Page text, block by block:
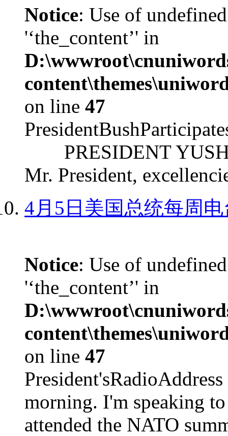
Notice: Use of
'‘the_content’' in
on line 47
PRESIDENT
Mr. President,
4月5日美国总统每周
Notice: Use of
'‘the_content’' in
on line 47
morning. I'm speaking
attended the NATO